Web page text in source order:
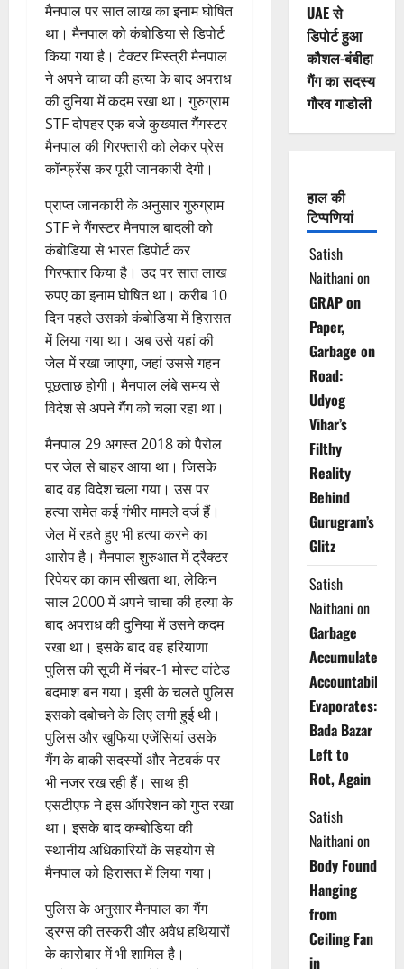
मैनपाल पर सात लाख का इनाम घोषित
था। मैनपाल को कंबोडिया से डिपोर्ट
किया गया है। टैक्टर मिस्त्री मैनपाल
ने अपने चाचा की हत्या के बाद अपराध
की दुनिया में कदम रखा था। गुरुग्राम
STF दोपहर एक बजे कुख्यात गैंगस्टर
मैनपाल की गिरफ्तारी को लेकर प्रेस
कॉन्फ्रेंस कर पूरी जानकारी देगी।
प्राप्त जानकारी के अनुसार गुरुग्राम
STF ने गैंगस्टर मैनपाल बादली को
कंबोडिया से भारत डिपाेर्ट कर
गिरफ्तार किया है। उद पर सात लाख
रुपए का इनाम घोषित था। करीब 10
दिन पहले उसको कंबोडिया में हिरासत
में लिया गया था। अब उसे यहां की
जेल में रखा जाएगा, जहां उससे गहन
पूछताछ होगी। मैनपाल लंबे समय से
विदेश से अपने गैंग को चला रहा था।
मैनपाल 29 अगस्त 2018 को पैरोल
पर जेल से बाहर आया था। जिसके
बाद वह विदेश चला गया। उस पर
हत्या समेत कई गंभीर मामले दर्ज हैं।
जेल में रहते हुए भी हत्या करने का
आरोप है। मैनपाल शुरुआत में ट्रैक्टर
रिपेयर का काम सीखता था, लेकिन
साल 2000 में अपने चाचा की हत्या के
बाद अपराध की दुनिया में उसने कदम
रखा था। इसके बाद वह हरियाणा
पुलिस की सूची में नंबर-1 मोस्ट वांटेड
बदमाश बन गया। इसी के चलते पुलिस
इसको दबोचने के लिए लगी हुई थी।
पुलिस और खुफिया एजेंसियां उसके
गैंग के बाकी सदस्यों और नेटवर्क पर
भी नजर रख रही हैं। साथ ही
एसटीएफ ने इस ऑपरेशन को गुप्त रखा
था। इसके बाद कम्बोडिया की
स्थानीय अधिकारियों के सहयोग से
मैनपाल को हिरासत में लिया गया।
पुलिस के अनुसार मैनपाल का गैंग
ड्रग्स की तस्करी और अवैध हथियारों
के कारोबार में भी शामिल है।
UAE से
डिपोर्ट हुआ
कौशल-बंबीहा
गैंग का सदस्य
गौरव गाडोली
हाल की
टिप्पणियां
Satish
Naithani on
GRAP on
Paper,
Garbage on
Road:
Udyog
Vihar’s
Filthy
Reality
Behind
Gurugram’s
Glitz
Satish
Naithani on
Garbage
Accumulates,
Accountability
Evaporates:
Bada Bazar
Left to
Rot, Again
Satish
Naithani on
Body Found
Hanging
from
Ceiling Fan
in